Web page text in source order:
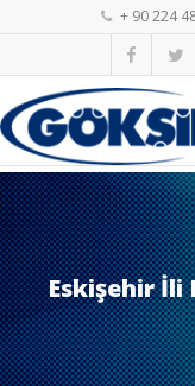
+ 90 224
Eskişehir İli